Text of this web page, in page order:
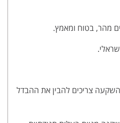
מהר, בטוח ומאמץ.
צריכים להבין את ההבדל